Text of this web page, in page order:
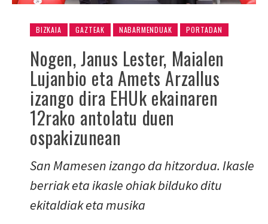
BIZKAIA GAZTEAK NABARMENDUAK PORTADAN
Nogen, Janus Lester, Maialen
Lujanbio eta Amets Arzallus
izango dira EHUk ekainaren
12rako antolatu duen
ospakizunean
San Mamesen izango da hitzordua. Ikasle
berriak eta ikasle ohiak bilduko ditu
ekitaldiak eta musika